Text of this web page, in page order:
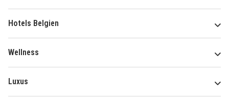
Hotels Belgien
Wellness
Luxus